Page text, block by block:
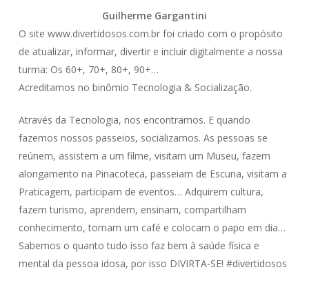
Guilherme Gargantini
O site www.divertidosos.com.br foi criado com o propósito
de atualizar, informar, divertir e incluir digitalmente a nossa
turma: Os 60+, 70+, 80+, 90+…
Acreditamos no binômio Tecnologia & Socialização.
Através da Tecnologia, nos encontramos. E quando
fazemos nossos passeios, socializamos. As pessoas se
reúnem, assistem a um filme, visitam um Museu, fazem
alongamento na Pinacoteca, passeiam de Escuna, visitam a
Praticagem, participam de eventos… Adquirem cultura,
fazem turismo, aprendem, ensinam, compartilham
conhecimento, tomam um café e colocam o papo em dia…
Sabemos o quanto tudo isso faz bem à saúde física e
mental da pessoa idosa, por isso DIVIRTA-SE! #divertidosos